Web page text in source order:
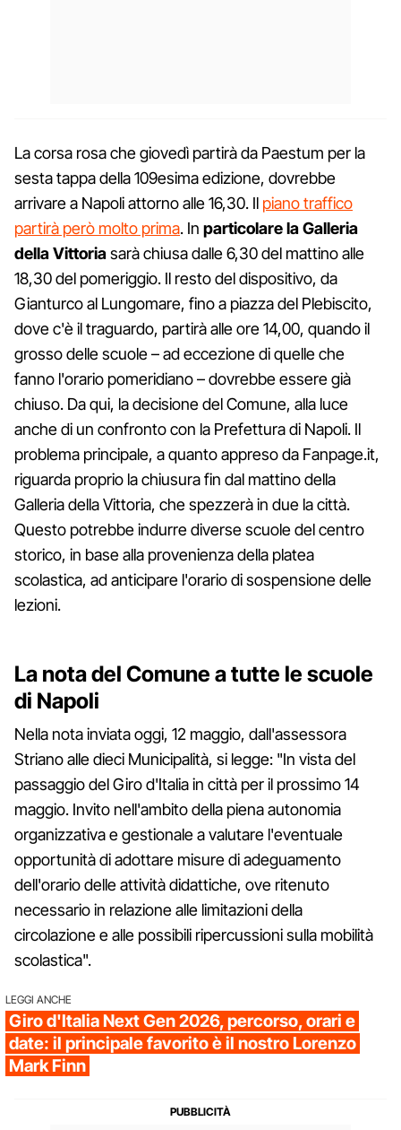
La corsa rosa che giovedì partirà da Paestum per la
sesta tappa della 109esima edizione, dovrebbe
arrivare a Napoli attorno alle 16,30. Il piano traffico
partirà però molto prima. In particolare la Galleria
della Vittoriasarà chiusa dalle 6,30 del mattino alle
18,30 del pomeriggio. Il resto del dispositivo, da
Gianturco al Lungomare, fino a piazza del Plebiscito,
dove c'è il traguardo, partirà alle ore 14,00, quando il
grosso delle scuole – ad eccezione di quelle che
fanno l'orario pomeridiano – dovrebbe essere già
chiuso. Da qui, la decisione del Comune, alla luce
anche di un confronto con la Prefettura di Napoli. Il
problema principale, a quanto appreso da Fanpage.it,
riguarda proprio la chiusura fin dal mattino della
Galleria della Vittoria, che spezzerà in due la città.
Questo potrebbe indurre diverse scuole del centro
storico, in base alla provenienza della platea
scolastica, ad anticipare l'orario di sospensione delle
lezioni.
La nota del Comune a tutte le scuole
di Napoli
Nella nota inviata oggi, 12 maggio, dall'assessora
Striano alle dieci Municipalità, si legge: "In vista del
passaggio del Giro d'Italia in città per il prossimo 14
maggio. Invito nell'ambito della piena autonomia
organizzativa e gestionale a valutare l'eventuale
opportunità di adottare misure di adeguamento
dell'orario delle attività didattiche, ove ritenuto
necessario in relazione alle limitazioni della
circolazione e alle possibili ripercussioni sulla mobilità
scolastica".
LEGGI ANCHE
Giro d'Italia Next Gen 2026, percorso, orari e
date: il principale favorito è il nostro Lorenzo
Mark Finn